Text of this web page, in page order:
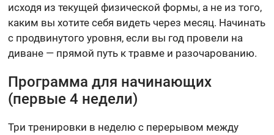
исходя из текущей физической формы, а не из того,
каким вы хотите себя видеть через месяц. Начинать
с продвинутого уровня, если вы год провели на
диване — прямой путь к травме и разочарованию.
Программа для начинающих
(первые 4 недели)
Три тренировки в неделю с перерывом между